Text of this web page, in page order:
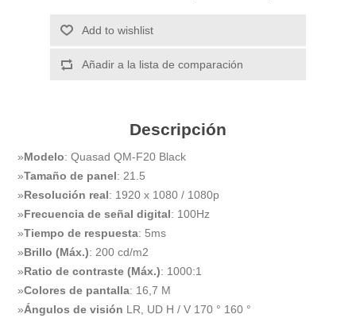
Add to wishlist
Añadir a la lista de comparación
Descripción
»Modelo: Quasad QM-F20 Black
»Tamaño de panel: 21.5
»Resolución real: 1920 x 1080 / 1080p
»Frecuencia de señal digital: 100Hz
»Tiempo de respuesta: 5ms
»Brillo (Máx.): 200 cd/m2
»Ratio de contraste (Máx.): 1000:1
»Colores de pantalla: 16,7 M
»Ángulos de visión LR, UD H / V 170 ° 160 °